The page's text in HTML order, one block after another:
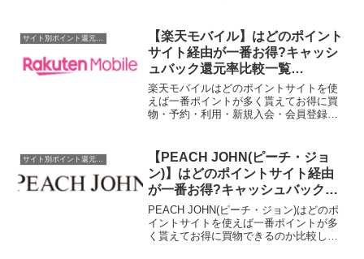
【楽天モバイル】はどのポイント
サイト経由が一番お得?キャッシ
ュバック還元率比較一覧
2020/4/18
楽天モバイルはどのポイントサイトを使
えば一番ポイントが多く貰えてお得に買
物・予約・利用・新規入会・会員登録・
るポイントサイトはありません。ポイン
トサイト名還元率・還元ポ...
サイト別ポイント還元率一覧
【PEACH JOHN(ピーチ・ジョ
ン)】はどのポイントサイト経由
が一番お得?キャッシュバック還
元率比較一覧2019/12/15
PEACH JOHN(ピーチ・ジョン)はどのポ
イントサイトを使えば一番ポイントが多
く貰えてお得に買物できるのか比較して